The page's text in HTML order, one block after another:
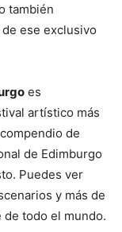
también
ese exclusivo
es
artístico más
de
de Edimburgo
Puedes ver
y más de
todo el mundo.